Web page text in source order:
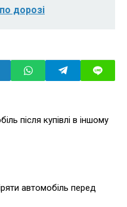
дорозі
після купівлі в іншому
автомобіль перед